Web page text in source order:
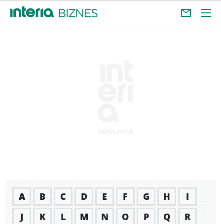
A B C D E F G H
I
J
K L M N O P Q
R